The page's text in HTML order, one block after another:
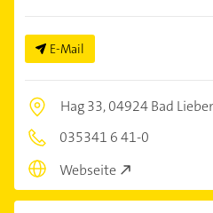
E-Mail
Hag 33,04924 Bad
035341 6 41-0
Webseite